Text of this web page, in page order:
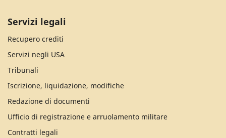
Servizi legali
Recupero crediti
Servizi negli USA
Tribunali
Iscrizione, liquidazione, modifiche
Redazione di documenti
Ufficio di registrazione e arruolamento militare
Contratti legali